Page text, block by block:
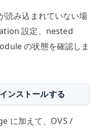
読み込まれていない場
設定、nested
の状態を確認しま
ンストールする
に加えて、OVS /